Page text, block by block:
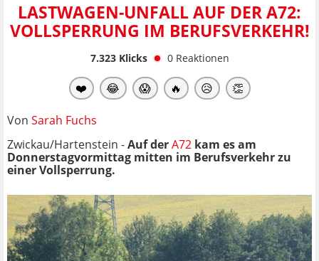
LASTWAGEN-UNFALL AUF DER A72:
VOLLSPERRUNG IM BERUFSVERKEHR!
7.323Klicks 0 Reaktionen
❤️ 😂 😱 🔥 😥 👏
Von Sarah Fuchs
Zwickau/Hartenstein -Auf derA72 kam es am
Donnerstagvormittag mitten im Berufsverkehr zu
einer Vollsperrung.